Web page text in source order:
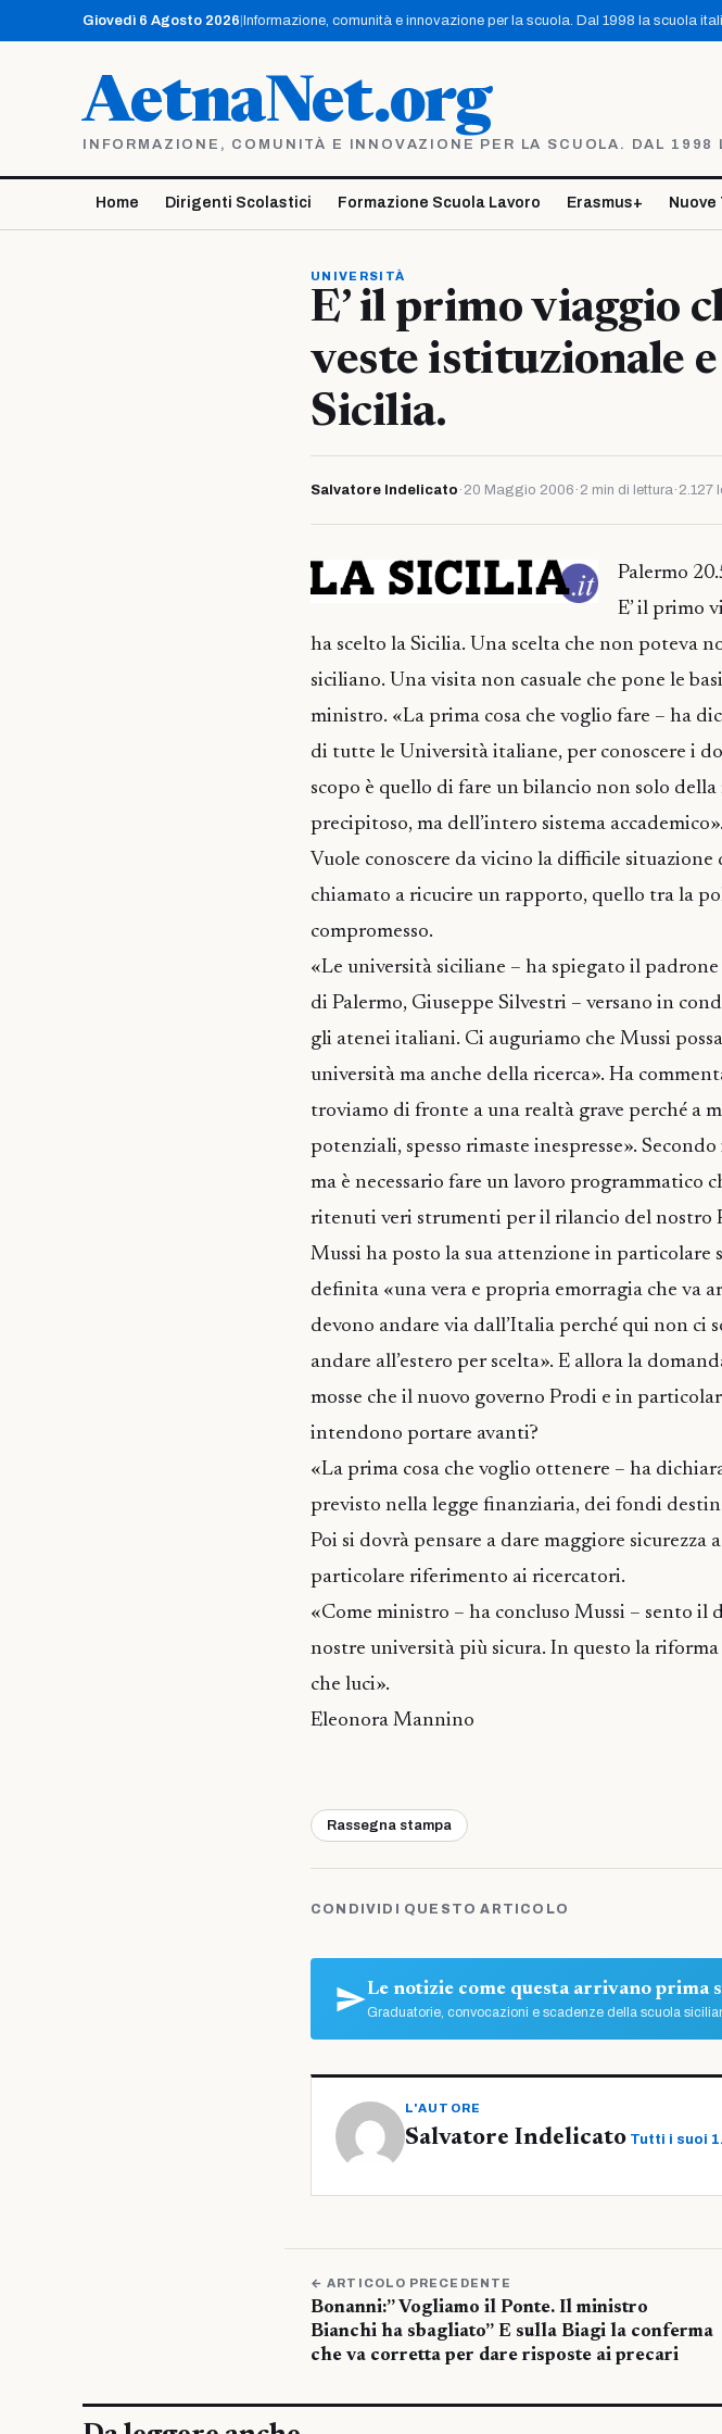
contenuto
Giovedì 6 Agosto 2026 Informazione, comunità e innovazione per la scuola. Dal 1998 la scuola
AetnaNet.org
INFORMAZIONE, COMUNITÀ E INNOVAZIONE PER LA SCUOLA. DAL
Home Dirigenti Scolastici Formazione Scuola Lavoro Erasmus+
UNIVERSITÀ
E’ il primo viaggio
veste istituzionale e
Sicilia.
Salvatore Indelicato · 20 Maggio 2006 · 2 min di lettura· 2.127
Palermo
E’ il primo
ha scelto la Sicilia. Una scelta che non poteva
siciliano. Una visita non casuale che pone le
ministro. «La prima cosa che voglio fare – ha
di tutte le Università italiane, per conoscere i
scopo è quello di fare un bilancio non solo
precipitoso, ma dell’intero sistema accademico».
Vuole conoscere da vicino la difficile
chiamato a ricucire un rapporto, quello tra la
compromesso.
«Le università siciliane – ha spiegato il
di Palermo, Giuseppe Silvestri – versano in
gli atenei italiani. Ci auguriamo che Mussi
università ma anche della ricerca». Ha
troviamo di fronte a una realtà grave perché a
potenziali, spesso rimaste inespresse».
ma è necessario fare un lavoro programmatico
ritenuti veri strumenti per il rilancio del nostro
Mussi ha posto la sua attenzione in particolare
definita «una vera e propria emorragia che va
devono andare via dall’Italia perché qui non ci
andare all’estero per scelta». E allora la
mosse che il nuovo governo Prodi e in
intendono portare avanti?
«La prima cosa che voglio ottenere – ha
previsto nella legge finanziaria, dei fondi
Poi si dovrà pensare a dare maggiore
particolare riferimento ai ricercatori.
«Come ministro – ha concluso Mussi – sento il
nostre università più sicura. In questo la
che luci».
Eleonora Mannino
Rassegna stampa
CONDIVIDI QUESTO ARTICOLO
Le notizie come questa arrivano prima
Graduatorie, convocazioni e scadenze della scuola
L'AUTORE
Salvatore Indelicato Tutti i suoi
← ARTICOLO PRECEDENTE
Bonanni:” Vogliamo il Ponte. Il ministro
Bianchi ha sbagliato” E sulla Biagi la conferma
che va corretta per dare risposte ai precari